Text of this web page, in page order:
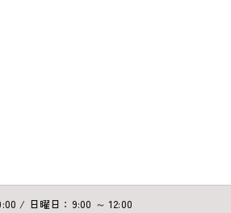
/ 日曜日：9:00 ～ 12:00